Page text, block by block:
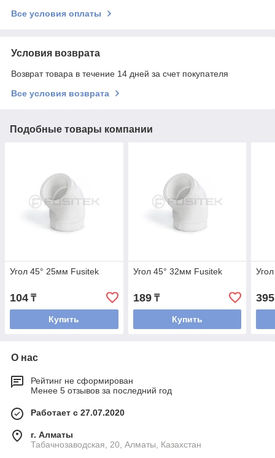
Все условия оплаты
Условия возврата
Возврат товара в течение 14 дней за счет покупателя
Все условия возврата
Подобные товары компании
Угол 45° 25мм Fusitek
104 ₸
Купить
Угол 45° 32мм Fusitek
189₸
Купить
395
О нас
Рейтинг не сформирован
Менее 5 отзывов за последний год
Работает с 27.07.2020
г. Алматы
Табачнозаводская, 20, Алматы, Казахстан